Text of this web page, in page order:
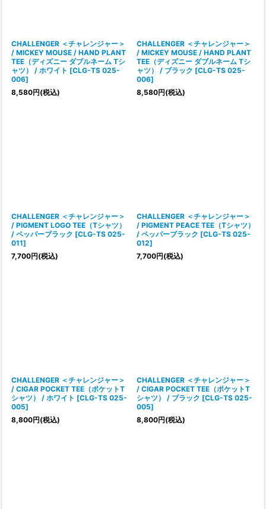
CHALLENGER ＜チャレンジャー＞
/ MICKEY MOUSE / HAND PLANT
TEE（ディズニー ダブルネーム Tシ
ャツ） / ホワイト [CLG-TS 025-
006]
8,580円(税込)
CHALLENGER ＜チャレンジャー＞
/ MICKEY MOUSE / HAND PLANT
TEE（ディズニー ダブルネーム Tシ
ャツ） / ブラック [CLG-TS 025-
006]
8,580円(税込)
CHALLENGER ＜チャレンジャー＞
/ PIGMENT LOGO TEE（Tシャツ）
/ ペッパーブラック [CLG-TS 025-
011]
7,700円(税込)
CHALLENGER ＜チャレンジャー＞
/ PIGMENT PEACE TEE（Tシャツ）
/ ペッパーブラック [CLG-TS 025-
012]
7,700円(税込)
CHALLENGER ＜チャレンジャー＞
/ CIGAR POCKET TEE（ポケットT
シャツ） / ホワイト [CLG-TS 025-
005]
8,800円(税込)
CHALLENGER ＜チャレンジャー＞
/ CIGAR POCKET TEE（ポケットT
シャツ） / ブラック [CLG-TS 025-
005]
8,800円(税込)